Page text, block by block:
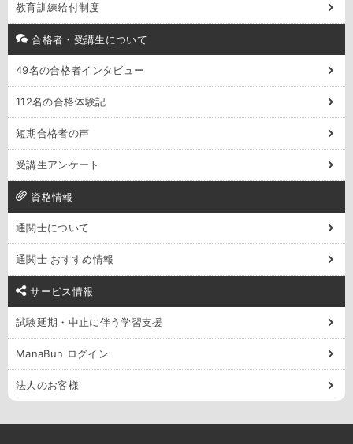
教育訓練給付制度
合格者・受講生について
49名の合格者インタビュー
112名の合格体験記
短期合格者の声
受講生アンケート
資格情報
通関士について
通関士 おすすめ情報
サービス情報
試験延期・中止に伴う学習支援
ManaBun ログイン
法人のお客様